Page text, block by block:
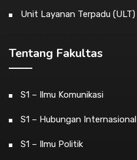
Unit Layanan Terpadu (ULT)
Tentang Fakultas
S1 – Ilmu Komunikasi
S1 – Hubungan Internasional
S1 – Ilmu Politik